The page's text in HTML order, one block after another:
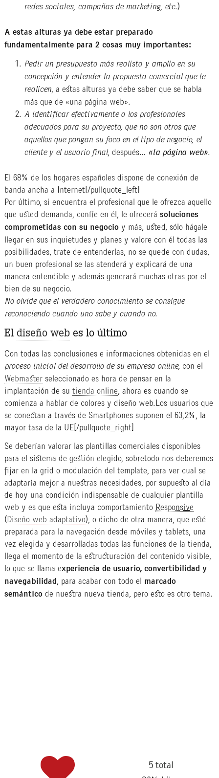
redes sociales, campañas de marketing, etc.)
A estas alturas ya debe estar preparado
fundamentalmente para 2 cosas muy importantes:
Pedir un presupuesto más realista y amplio en su
concepción y entender la propuesta comercial que le
realicen, a estas alturas ya debe saber que se habla
más que de «una página web».
A identificar efectivamente a los profesionales
adecuados para su proyecto, que no son otros que
aquellos que pongan su foco en el tipo de negocio, el
cliente y el usuario final, después… «la página web».
El 68% de los hogares españoles dispone de conexión de
banda ancha a Internet[/pullquote_left]
Por último, si encuentra el profesional que le ofrezca aquello
que usted demanda, confíe en él, le ofrecerá soluciones
comprometidas con su negocioy más, usted, sólo hágale
llegar en sus inquietudes y planes y valore con él todas las
posibilidades, trate de entenderlas, no se quede con dudas,
un buen profesional se las atenderá y explicará de una
manera entendible y además generará muchas otras por el
bien de su negocio.
No olvide que el verdadero conocimiento se consigue
reconociendo cuando uno sabe y cuando no.
El diseño webes lo último
Con todas las conclusiones e informaciones obtenidas en el
proceso inicial del desarrollo de su empresa online, con el
Webmasterseleccionado es hora de pensar en la
implantación de su tienda online, ahora es cuando se
comienza a hablar de colores y diseño web. Los usuarios que
se conectan a través de Smartphones suponen el 63,2%, la
mayor tasa de la UE[/pullquote_right]
Se deberían valorar las plantillas comerciales disponibles
para el sistema de gestión elegido, sobretodo nos deberemos
fijar en la grid o modulación del template, para ver cual se
adaptaría mejor a nuestras necesidades, por supuesto al día
de hoy una condición indispensable de cualquier plantilla
web y es que esta incluya comportamiento Responsive
( Diseño web adaptativo), o dicho de otra manera, que esté
preparada para la navegación desde móviles y tablets, una
vez elegida y desarrolladas todas las funciones de la tienda,
llega el momento de la estructuración del contenido visible,
lo que se llama experiencia de usuario, convertibilidad y
navegabilidad, para acabar con todo el marcado
semánticode nuestra nueva tienda, pero esto es otro tema.
5 total